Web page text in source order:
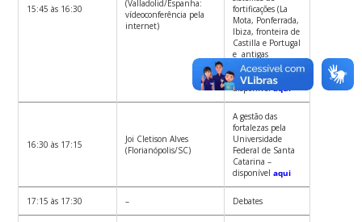
15:45 às 16:30
(Valladolid/Espanha:
vídeoconferência pela
internet)
fortificações (La
Mota, Ponferrada,
Ibiza, fronteira de
Castilla e Portugal
e antigas
fronteiras de León
y Castilla) –
disponívelaqui
16:30 às 17:15
Joi Cletison Alves
(Florianópolis/SC)
A gestão das
fortalezas pela
Universidade
Federal de Santa
Catarina –
disponívelaqui
17:15 às 17:30 – Debates